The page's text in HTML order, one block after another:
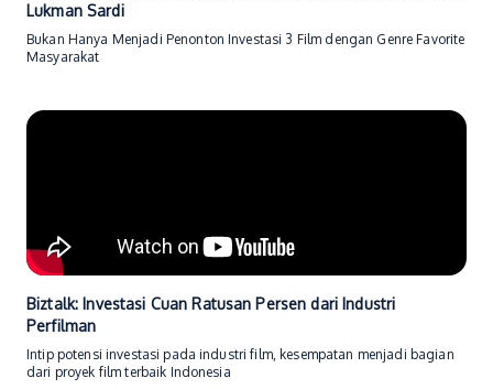
Lukman Sardi
Bukan Hanya Menjadi Penonton Investasi 3 Film dengan Genre Favorite
Masyarakat
Biztalk: Investasi Cuan Ratusan Persen dari Industri
Perfilman
Intip potensi investasi pada industri film, kesempatan menjadi bagian
dari proyek film terbaik Indonesia